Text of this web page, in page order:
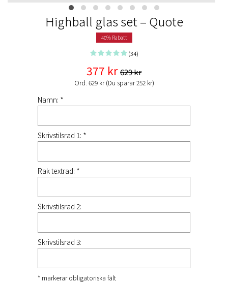
Highball glas set – Quote
40% Rabatt
(34)
377 kr 629 kr
Ord. 629 kr (Du sparar 252 kr)
Namn: *
Skrivstilsrad 1: *
Rak textrad: *
Skrivstilsrad 2:
Skrivstilsrad 3:
* markerar obligatoriska fält